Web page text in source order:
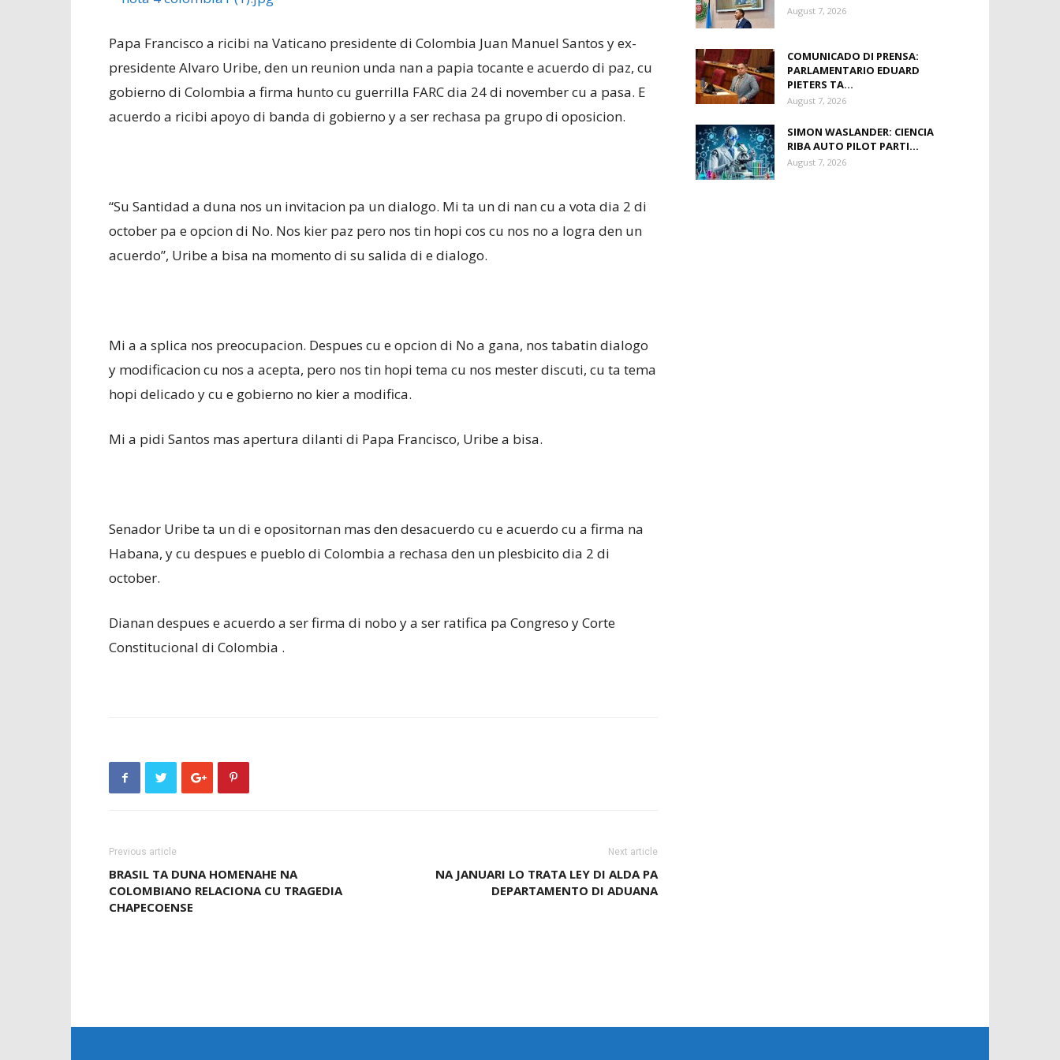
Papa Francisco a ricibi na Vaticano presidente di Colombia Juan Manuel Santos y ex-
presidente Alvaro Uribe, den un reunion unda nan a papia tocante e acuerdo di paz, cu
gobierno di Colombia a firma hunto cu guerrilla FARC dia 24 di november cu a pasa. E
acuerdo a ricibi apoyo di banda di gobierno y a ser rechasa pa grupo di oposicion.
“Su Santidad a duna nos un invitacion pa un dialogo. Mi ta un di nan cu a vota dia 2 di
october pa e opcion di No. Nos kier paz pero nos tin hopi cos cu nos no a logra den un
acuerdo”, Uribe a bisa na momento di su salida di e dialogo.
Mi a a splica nos preocupacion. Despues cu e opcion di No a gana, nos tabatin dialogo
y modificacion cu nos a acepta, pero nos tin hopi tema cu nos mester discuti, cu ta tema
hopi delicado y cu e gobierno no kier a modifica.
Mi a pidi Santos mas apertura dilanti di Papa Francisco, Uribe a bisa.
Senador Uribe ta un di e opositornan mas den desacuerdo cu e acuerdo cu a firma na
Habana, y cu despues e pueblo di Colombia a rechasa den un plesbicito dia 2 di
october.
Dianan despues e acuerdo a ser firma di nobo y a ser ratifica pa Congreso y Corte
Constitucional di Colombia .
Previous article
BRASIL TA DUNA HOMENAHE NA
COLOMBIANO RELACIONA CU TRAGEDIA
CHAPECOENSE
Next article
NA JANUARI LO TRATA LEY DI ALDA PA
DEPARTAMENTO DI ADUANA
August 7, 2026
COMUNICADO DI PRENSA:
PARLAMENTARIO EDUARD
PIETERS TA...
August 7, 2026
SIMON WASLANDER: CIENCIA
RIBA AUTO PILOT PARTI...
August 7, 2026